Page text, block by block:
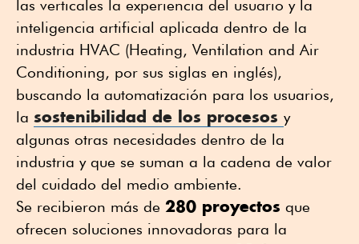
las verticales la experiencia del usuario y la
inteligencia artificial aplicada dentro de la
industria HVAC (Heating, Ventilation and Air
Conditioning, por sus siglas en inglés),
buscando la automatización para los usuarios,
la sostenibilidad de los procesos y
algunas otras necesidades dentro de la
industria y que se suman a la cadena de valor
del cuidado del medio ambiente.
Se recibieron más de 280 proyectos que
ofrecen soluciones innovadoras para la